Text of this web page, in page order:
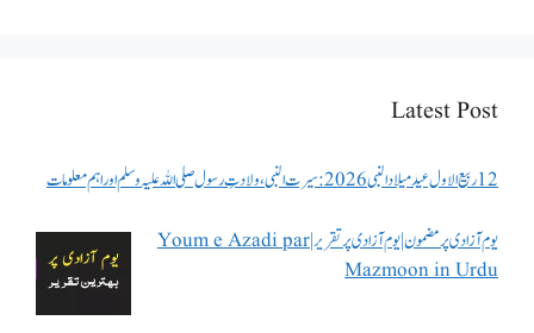
Latest Post
12 ربیع الاول عید میلاد النبی 2026: سیرت النبی، ولادتِ رسول صلی اللہ علیہ وسلم اور اہم معلومات
یوم آزادی پر مضمون | یوم آزادی پر تقریر | Youm e Azadi par
Mazmoon in Urdu